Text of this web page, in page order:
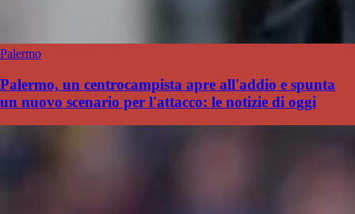
Palermo
Palermo, un centrocampista apre all'addio e spunta
un nuovo scenario per l'attacco: le notizie di oggi